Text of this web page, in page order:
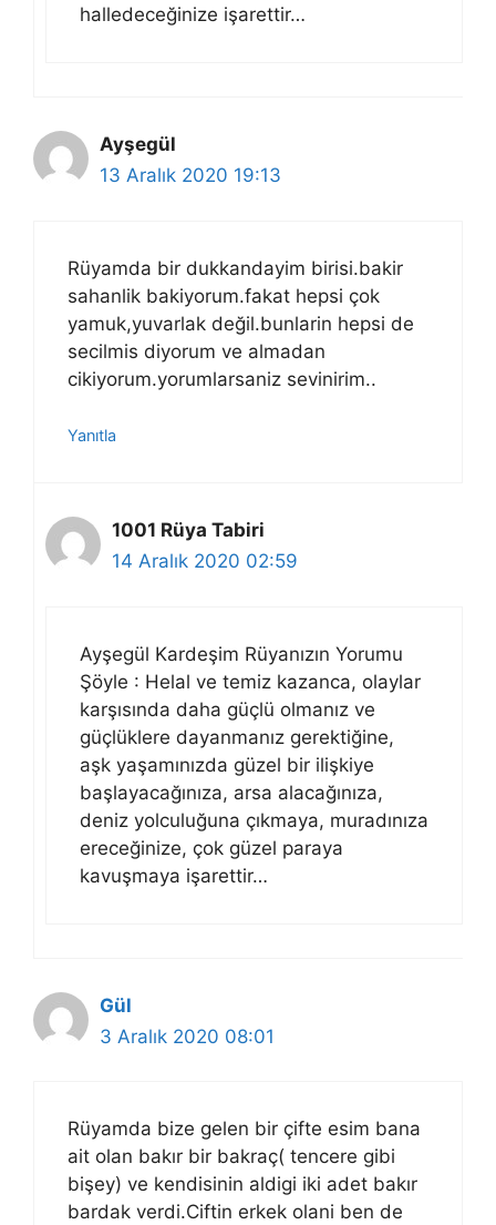
halledeceğinize işarettir…
Ayşegül
13 Aralık 2020 19:13
Rüyamda bir dukkandayim birisi.bakir
sahanlik bakiyorum.fakat hepsi çok
yamuk,yuvarlak değil.bunlarin hepsi de
secilmis diyorum ve almadan
cikiyorum.yorumlarsaniz sevinirim..
Yanıtla
1001 Rüya Tabiri
14 Aralık 2020 02:59
Ayşegül Kardeşim Rüyanızın Yorumu
Şöyle : Helal ve temiz kazanca, olaylar
karşısında daha güçlü olmanız ve
güçlüklere dayanmanız gerektiğine,
aşk yaşamınızda güzel bir ilişkiye
başlayacağınıza, arsa alacağınıza,
deniz yolculuğuna çıkmaya, muradınıza
ereceğinize, çok güzel paraya
kavuşmaya işarettir…
Gül
3 Aralık 2020 08:01
Rüyamda bize gelen bir çifte esim bana
ait olan bakır bir bakraç( tencere gibi
bişey) ve kendisinin aldigi iki adet bakır
bardak verdi.Ciftin erkek olani ben de